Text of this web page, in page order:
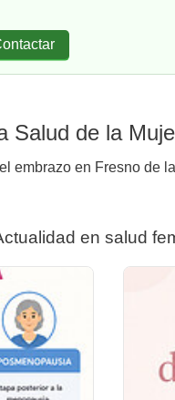
Salud de la
embrazo en Fresno de
en salud